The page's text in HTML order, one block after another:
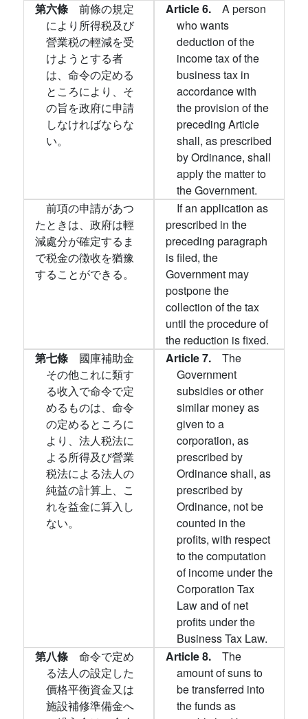
第六條 前條の規定
により所得税及び
營業税の輕減を受
けようとする者
は、命令の定める
ところにより、そ
の旨を政府に申請
しなければならな
い。
Article 6. A person
who wants
deduction of the
income tax of the
business tax in
accordance with
the provision of the
preceding Article
shall, as prescribed
by Ordinance, shall
apply the matter to
the Government.
前項の申請があつ
たときは、政府は輕
減處分が確定するま
で税金の徴收を猶豫
することができる。
If an application as
prescribed in the
preceding paragraph
is filed, the
Government may
postpone the
collection of the tax
until the procedure of
the reduction is fixed.
第七條 國庫補助金
その他これに類す
る收入で命令で定
めるものは、命令
の定めるところに
より、法人税法に
よる所得及び營業
税法による法人の
純益の計算上、こ
れを益金に算入し
ない。
Article 7. The
Government
subsidies or other
similar money as
given to a
corporation, as
prescribed by
Ordinance shall, as
prescribed by
Ordinance, not be
counted in the
profits, with respect
to the computation
of income under the
Corporation Tax
Law and of net
profits under the
Business Tax Law.
第八條 命令で定め
る法人の設定した
價格平衡資金又は
施設補修準備金へ
Article 8. The
amount of suns to
be transferred into
the funds as